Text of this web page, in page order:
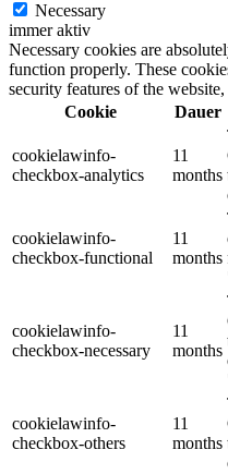
Necessary
immer aktiv
Necessary cookies are
function properly. These
security features of the
Cookie
Dauer
cookielawinfo-
checkbox-analytics
11
months
cookielawinfo-
checkbox-functional
11
months
cookielawinfo-
checkbox-necessary
11
months
cookielawinfo-
checkbox-others
11
months